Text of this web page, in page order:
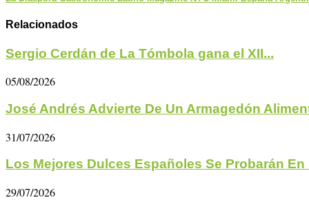
Relacionados
Sergio Cerdán de La Tómbola gana el XII...
05/08/2026
José Andrés Advierte De Un Armagedón
31/07/2026
Los Mejores Dulces Españoles Se Probarán En
29/07/2026